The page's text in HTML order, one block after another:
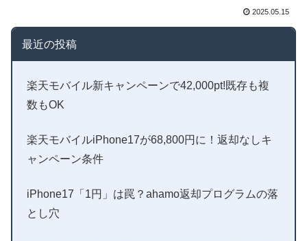
2025.05.15
最近の投稿
楽天モバイル新キャンペーンで42,000pt!既存も複
数もOK
楽天モバイルiPhone17が68,800円に！返却なしキ
ャンペーン条件
iPhone17「1円」は罠？ahamo返却プログラムの落
とし穴